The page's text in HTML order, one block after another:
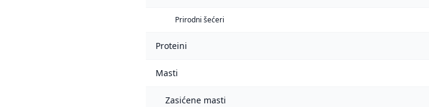
Prirodni šećeri
Proteini
Masti
Zasićene masti